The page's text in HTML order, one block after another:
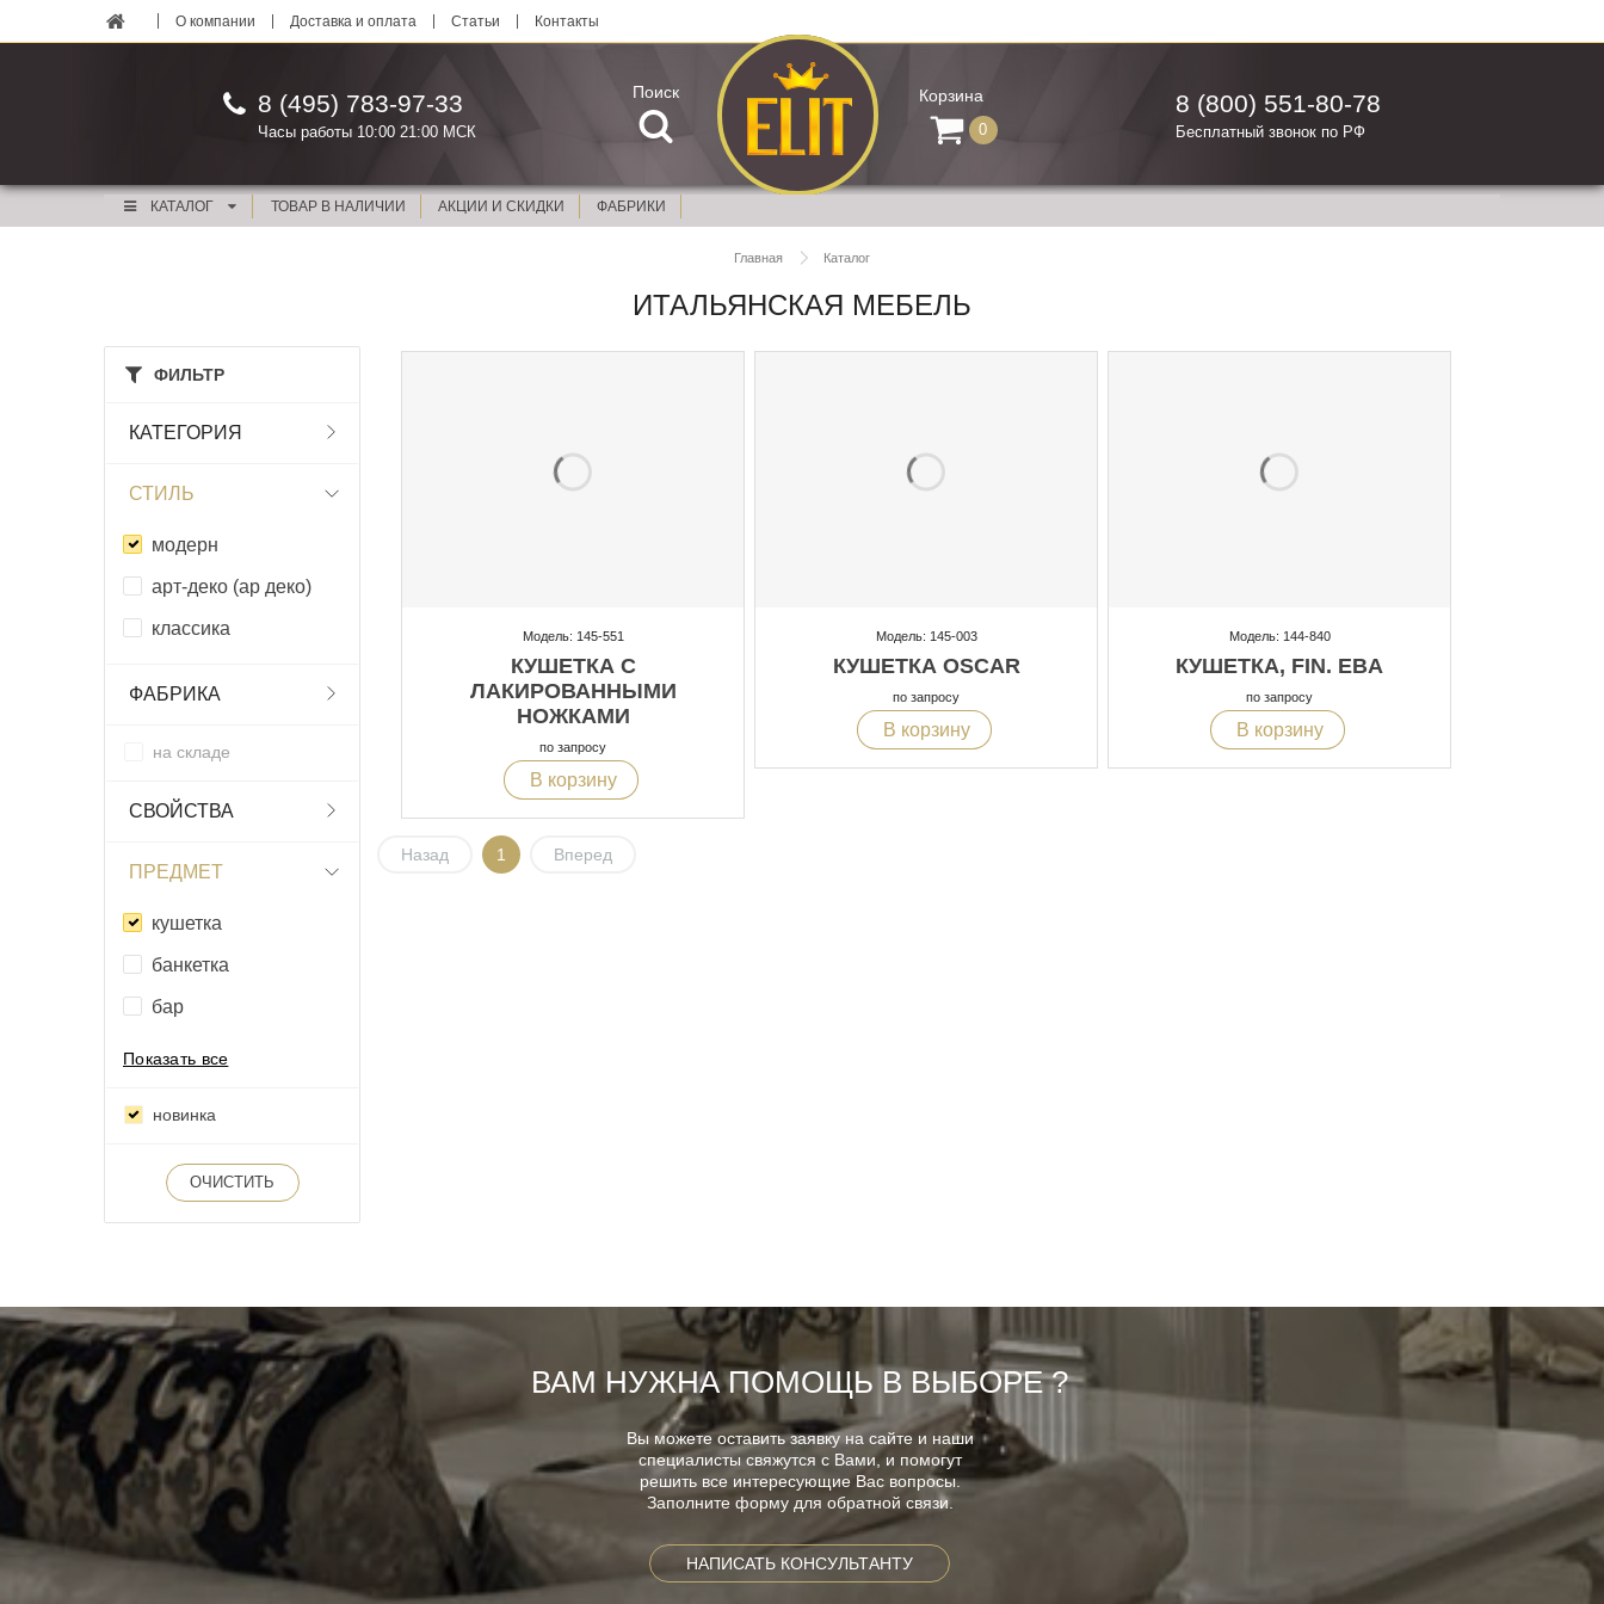
О компании Доставка и оплата Статьи Контакты
8 (495) 783-97-33
Часы работы 10:00 21:00 МСК
Поиск Корзина
0
8 (800) 551-80-78
Бесплатный звонок по РФ
КАТАЛОГ ТОВАР В НАЛИЧИИ АКЦИИ И СКИДКИ ФАБРИКИ
Главная Каталог
ИТАЛЬЯНСКАЯ МЕБЕЛЬ
ФИЛЬТР
КАТЕГОРИЯ
СТИЛЬ
модерн
арт-деко (ар деко)
классика
ФАБРИКА
на складе
СВОЙСТВА
ПРЕДМЕТ
кушетка
банкетка
бар
Показать все
новинка
ОЧИСТИТЬ
Модель: 145-551
КУШЕТКА С
ЛАКИРОВАННЫМИ
НОЖКАМИ
по запросу
В корзину
Модель: 145-003
КУШЕТКА OSCAR
по запросу
В корзину
Модель: 144-840
КУШЕТКА, FIN. EBA
по запросу
В корзину
Назад 1 Вперед
ВАМ НУЖНА ПОМОЩЬ В ВЫБОРЕ ?
Вы можете оставить заявку на сайте и наши
специалисты свяжутся с Вами, и помогут
решить все интересующие Вас вопросы.
Заполните форму для обратной связи.
НАПИСАТЬ КОНСУЛЬТАНТУ